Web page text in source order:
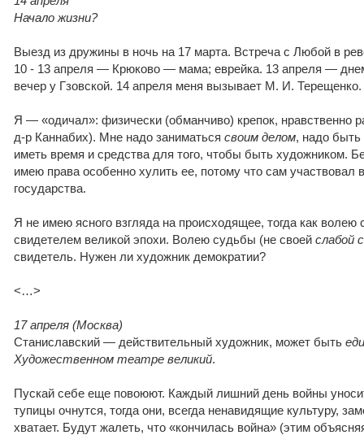
Начало жизни?
Выезд из дружины в ночь на 17 марта. Встреча с Любой в
10 - 13 апреля — Крюково — мама; еврейка. 13 апреля —
вечер у Гзовской. 14 апреля меня вызывает М. И. Терещенко.
Я — «одичал»: физически (обманчиво) крепок, нравственно
д-р Каннабих). Мне надо заниматься своим делом, надо
иметь время и средства для того, чтобы быть художником.
имею права особенно хулить ее, потому что сам участвовал
государства.
Я не имею ясного взгляда на происходящее, тогда как волею
свидетелем великой эпохи. Волею судьбы (не своей слабой
свидетель. Нужен ли художник демократии?
<…>
17 апреля (Москва)
Станиславский — действительный художник, может быть
Художественном театре великий.
Пускай себе еще повоюют. Каждый лишний день войны
тупицы очнутся, тогда они, всегда ненавидящие культуру,
хватает. Будут жалеть, что «кончилась война» (этим